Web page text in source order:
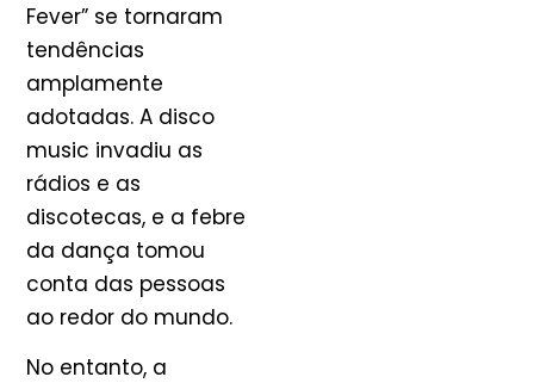
Fever” se tornaram
tendências
amplamente
adotadas. A disco
music invadiu as
rádios e as
discotecas, e a febre
da dança tomou
conta das pessoas
ao redor do mundo.
No entanto, a